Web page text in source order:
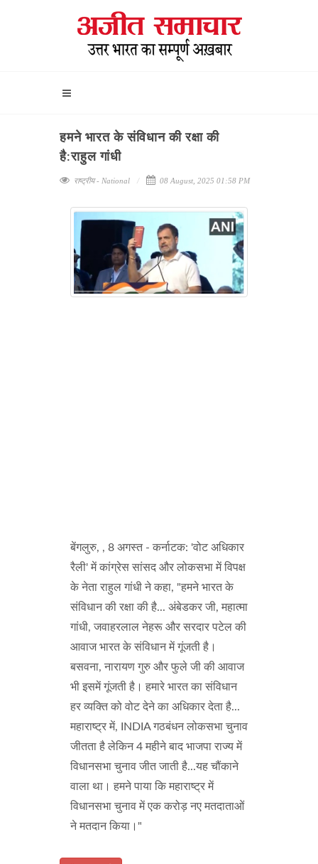
हमने भारत के संविधान की रक्षा की
है:राहुल गांधी
राष्ट्रीय - National 08 August, 2025 01:58 PM
बेंगलुरु, , 8 अगस्त - कर्नाटक: 'वोट अधिकार
रैली' में कांग्रेस सांसद और लोकसभा में विपक्ष
के नेता राहुल गांधी ने कहा, "हमने भारत के
संविधान की रक्षा की है... अंबेडकर जी, महात्मा
गांधी, जवाहरलाल नेहरू और सरदार पटेल की
आवाज भारत के संविधान में गूंजती है।
बसवना, नारायण गुरु और फुले जी की आवाज
भी इसमें गूंजती है। हमारे भारत का संविधान
हर व्यक्ति को वोट देने का अधिकार देता है...
महाराष्ट्र में, INDIA गठबंधन लोकसभा चुनाव
जीतता है लेकिन 4 महीने बाद भाजपा राज्य में
विधानसभा चुनाव जीत जाती है...यह चौंकाने
वाला था। हमने पाया कि महाराष्ट्र में
विधानसभा चुनाव में एक करोड़ नए मतदाताओं
ने मतदान किया।"